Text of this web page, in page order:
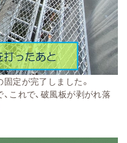
定が完了しました。
これで、破風板が剥がれ落